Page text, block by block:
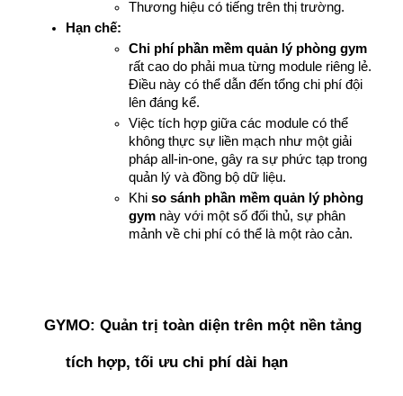
Thương hiệu có tiếng trên thị trường.
Hạn chế:
Chi phí phần mềm quản lý phòng gym
rất cao do phải mua từng module riêng lẻ.
Điều này có thể dẫn đến tổng chi phí đội
lên đáng kể.
Việc tích hợp giữa các module có thể
không thực sự liền mạch như một giải
pháp all-in-one, gây ra sự phức tạp trong
quản lý và đồng bộ dữ liệu.
Khi so sánh phần mềm quản lý phòng
gym này với một số đối thủ, sự phân
mảnh về chi phí có thể là một rào cản.
GYMO: Quản trị toàn diện trên một nền tảng
tích hợp, tối ưu chi phí dài hạn